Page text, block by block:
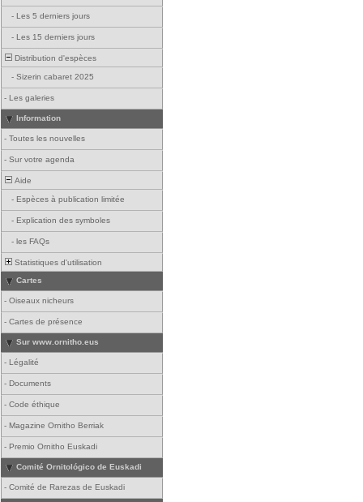
- Les 5 derniers jours
- Les 15 derniers jours
Distribution d'espèces
- Sizerin cabaret 2025
- Les galeries
Information
- Toutes les nouvelles
- Sur votre agenda
Aide
- Espèces à publication limitée
- Explication des symboles
- les FAQs
Statistiques d'utilisation
Cartes
- Oiseaux nicheurs
- Cartes de présence
Sur www.ornitho.eus
- Légalité
- Documents
- Code éthique
- Magazine Ornitho Berriak
- Premio Ornitho Euskadi
Comité Ornitológico de Euskadi
- Comité de Rarezas de Euskadi